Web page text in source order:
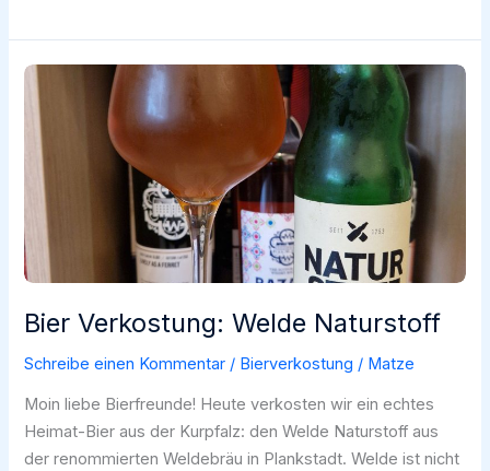
im
Test:
So
schmeckt
das
Premium-
Pils
🍻
Bier Verkostung: Welde Naturstoff
Schreibe einen Kommentar / Bierverkostung / Matze
Moin liebe Bierfreunde! Heute verkosten wir ein echtes
Heimat-Bier aus der Kurpfalz: den Welde Naturstoff aus
der renommierten Weldebräu in Plankstadt. Welde ist nicht